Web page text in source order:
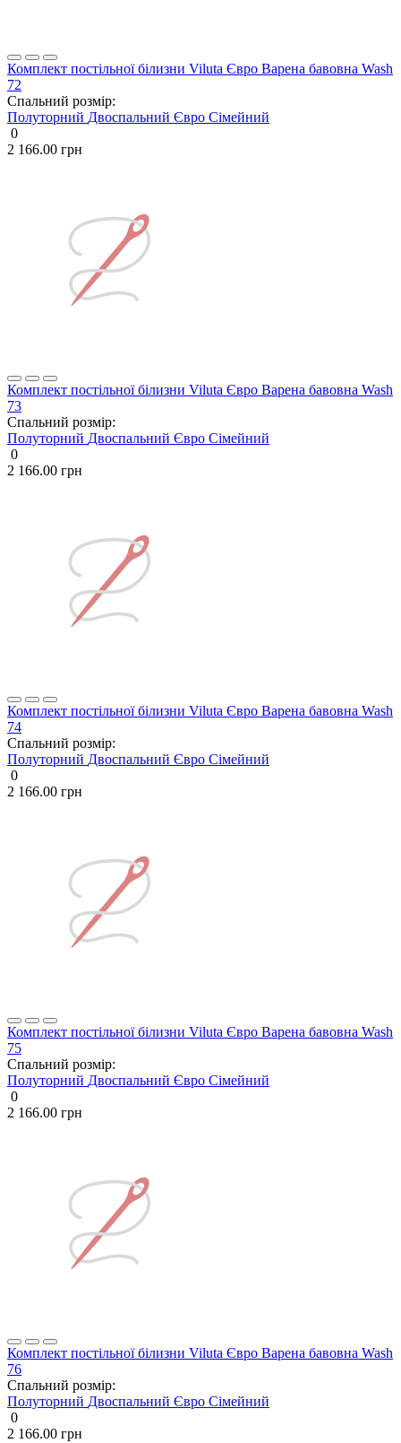
Комплект постільної білизни Viluta Євро Варена бавовна Wash
72
Спальний розмір:
Полуторний Двоспальний Євро Сімейний
0
2 166.00 грн
Комплект постільної білизни Viluta Євро Варена бавовна Wash
73
Спальний розмір:
Полуторний Двоспальний Євро Сімейний
0
2 166.00 грн
Комплект постільної білизни Viluta Євро Варена бавовна Wash
74
Спальний розмір:
Полуторний Двоспальний Євро Сімейний
0
2 166.00 грн
Комплект постільної білизни Viluta Євро Варена бавовна Wash
75
Спальний розмір:
Полуторний Двоспальний Євро Сімейний
0
2 166.00 грн
Комплект постільної білизни Viluta Євро Варена бавовна Wash
76
Спальний розмір:
Полуторний Двоспальний Євро Сімейний
0
2 166.00 грн